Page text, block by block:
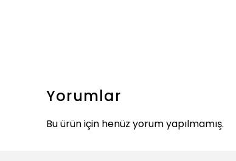
Yorumlar
Bu ürün için henüz yorum yapılmamış.